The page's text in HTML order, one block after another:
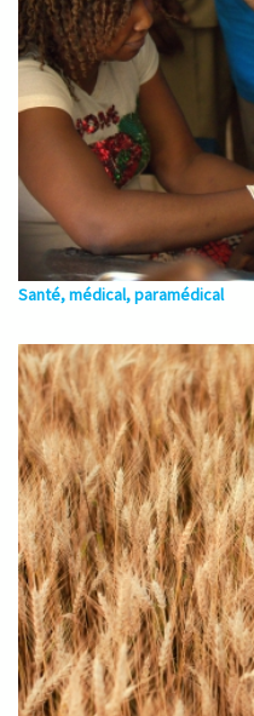
Santé, médical, paramédical